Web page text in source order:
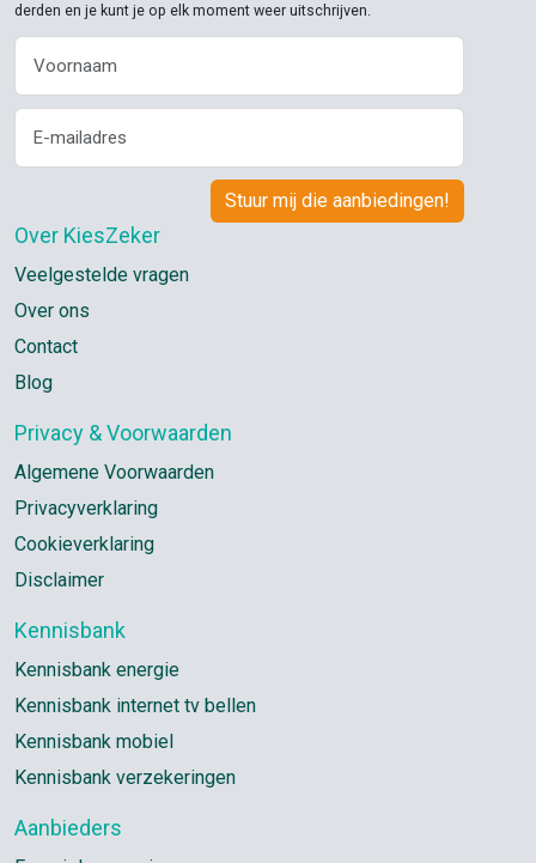
derden en je kunt je op elk moment weer uitschrijven.
Over KiesZeker
Veelgestelde vragen
Over ons
Contact
Blog
Privacy & Voorwaarden
Algemene Voorwaarden
Privacyverklaring
Cookieverklaring
Disclaimer
Kennisbank
Kennisbank energie
Kennisbank internet tv bellen
Kennisbank mobiel
Kennisbank verzekeringen
Aanbieders